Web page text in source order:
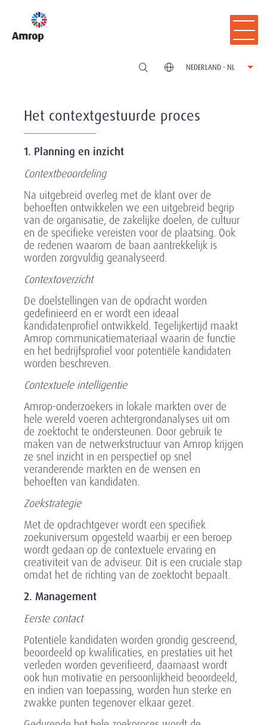
NEDERLAND - NL
Het contextgestuurde proces
1. Planning en inzicht
Contextbeoordeling
Na uitgebreid overleg met de klant over de
behoeften ontwikkelen we een uitgebreid begrip
van de organisatie, de zakelijke doelen, de cultuur
en de specifieke vereisten voor de plaatsing. Ook
de redenen waarom de baan aantrekkelijk is
worden zorgvuldig geanalyseerd.
Contextoverzicht
De doelstellingen van de opdracht worden
gedefinieerd en er wordt een ideaal
kandidatenprofiel ontwikkeld. Tegelijkertijd maakt
Amrop communicatiemateriaal waarin de functie
en het bedrijfsprofiel voor potentiële kandidaten
worden beschreven.
Contextuele intelligentie
Amrop-onderzoekers in lokale markten over de
hele wereld voeren achtergrondanalyses uit om
de zoektocht te ondersteunen. Door gebruik te
maken van de netwerkstructuur van Amrop krijgen
ze snel inzicht in en perspectief op snel
veranderende markten en de wensen en
behoeften van kandidaten.
Zoekstrategie
Met de opdrachtgever wordt een specifiek
zoekuniversum opgesteld waarbij er een beroep
wordt gedaan op de contextuele ervaring en
creativiteit van de adviseur. Dit is een cruciale stap
omdat het de richting van de zoektocht bepaalt.
2. Management
Eerste contact
Potentiële kandidaten worden grondig gescreend,
beoordeeld op kwalificaties, en prestaties uit het
verleden worden geverifieerd, daarnaast wordt
ook hun motivatie en persoonlijkheid beoordeeld,
en indien van toepassing, worden hun sterke en
zwakke punten tegenover elkaar gezet.